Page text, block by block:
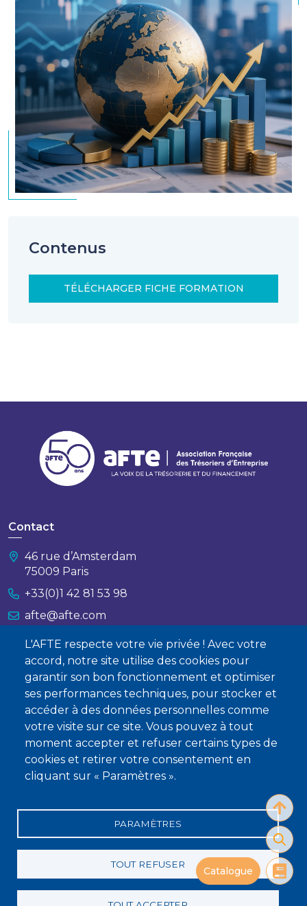
L'AFTE respecte votre vie privée ! Avec votre
accord, notre site utilise des cookies pour
garantir son bon fonctionnement et optimiser
ses performances techniques, pour stocker et
accéder à des données personnelles comme
votre visite sur ce site. Vous pouvez à tout
moment accepter et refuser certains types de
cookies et retirer votre consentement en
cliquant sur « Paramètres ».
PARAMÈTRES
TOUT REFUSER
Contenus
TÉLÉCHARGER FICHE FORMATION
Catalogue
Contact
46 rue d’Amsterdam
75009 Paris
+33(0)1 42 81 53 98
afte@afte.com
Nous contacter
À propos
Qui sommes-nous ?
Devenir membre
Mentions légales
Conditions générales de vente
Charte éthique